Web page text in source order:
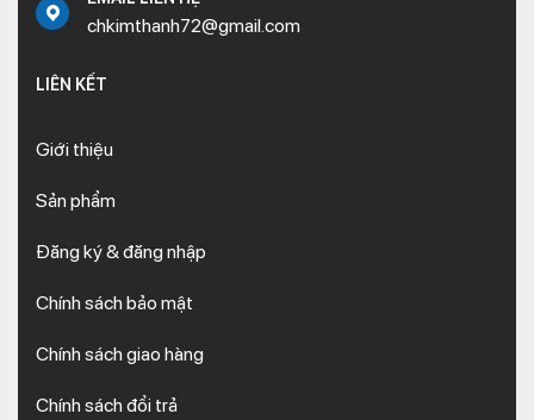
chkimthanh72@gmail.com
LIÊN KẾT
Giới thiệu
Sản phẩm
Đăng ký & đăng nhập
Chính sách bảo mật
Chính sách giao hàng
Chính sách đổi trả